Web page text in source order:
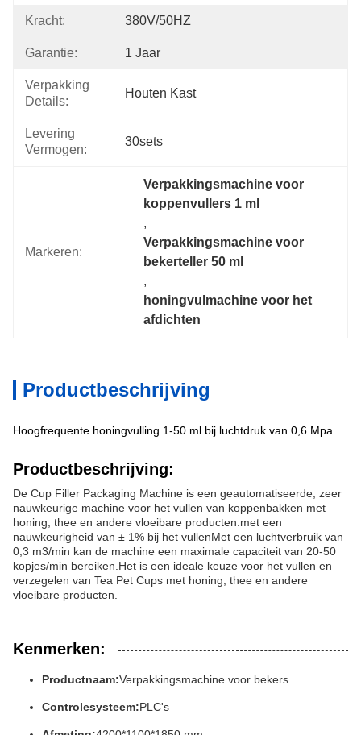
Kracht: 380V/50HZ
Garantie: 1 Jaar
Verpakking
Details:
Houten Kast
Levering
Vermogen:
30sets
Markeren:
Verpakkingsmachine voor
koppenvullers 1 ml
,
Verpakkingsmachine voor
bekerteller 50 ml
,
honingvulmachine voor het
afdichten
Productbeschrijving
Hoogfrequente honingvulling 1-50 ml bij luchtdruk van 0,6 Mpa
Productbeschrijving:
De Cup Filler Packaging Machine is een geautomatiseerde, zeer
nauwkeurige machine voor het vullen van koppenbakken met
honing, thee en andere vloeibare producten.met een
nauwkeurigheid van ± 1% bij het vullenMet een luchtverbruik van
0,3 m3/min kan de machine een maximale capaciteit van 20-50
kopjes/min bereiken.Het is een ideale keuze voor het vullen en
verzegelen van Tea Pet Cups met honing, thee en andere
vloeibare producten.
Kenmerken:
Productnaam:Verpakkingsmachine voor bekers
Controlesysteem:PLC's